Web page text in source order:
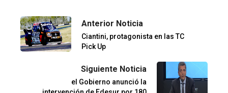
Anterior Noticia
Ciantini, protagonista en las TC
Pick Up
Siguiente Noticia
el Gobierno anunció la